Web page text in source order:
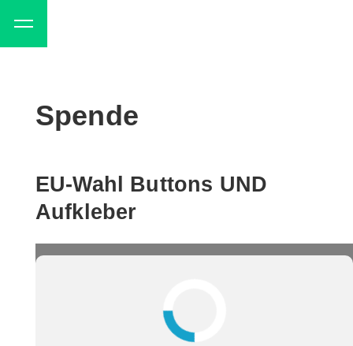
Spende
EU-Wahl Buttons UND
Aufkleber